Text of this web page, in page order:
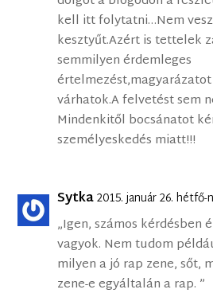
kell itt folytatni…Nem
kesztyűt.Azért is tettelek
semmilyen érdemleges
várhatok.A felvetést sem
Mindenkitől bocsánatot
személyeskedés miatt!!!
Sytka2015. január 26.
„Igen, számos kérdésben
vagyok. Nem tudom
milyen a jó rap zene, sőt,
zene-e egyáltalán a rap. ”